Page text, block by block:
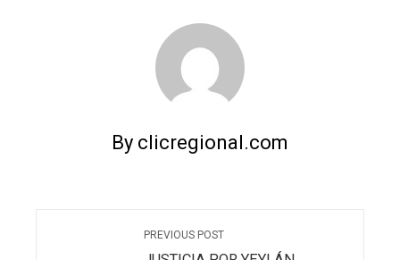
By clicregional.com
PREVIOUS POST